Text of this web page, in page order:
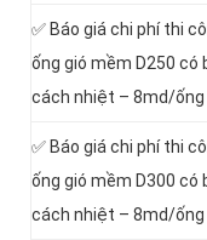
✅ Báo giá chi phí thi
ống gió mềm D250 có
cách nhiệt – 8md/ống
✅ Báo giá chi phí thi
ống gió mềm D300 có
cách nhiệt – 8md/ống